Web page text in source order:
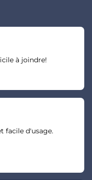
à joindre!
facile d'usage.